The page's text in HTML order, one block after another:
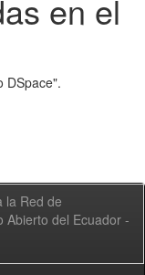
en el
DSpace".
la Red de
Abierto del Ecuador -